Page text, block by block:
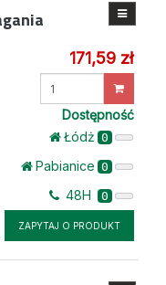
171,59 zł
Dostępność
Łódż 0
Pabianice 0
48H 0
ZAPYTAJ O PRODUKT